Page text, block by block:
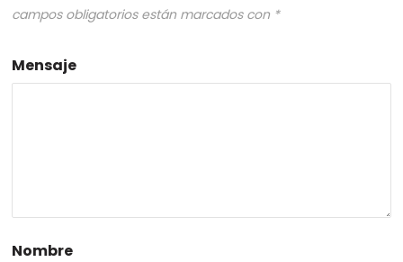
campos obligatorios están marcados con *
Mensaje
Nombre